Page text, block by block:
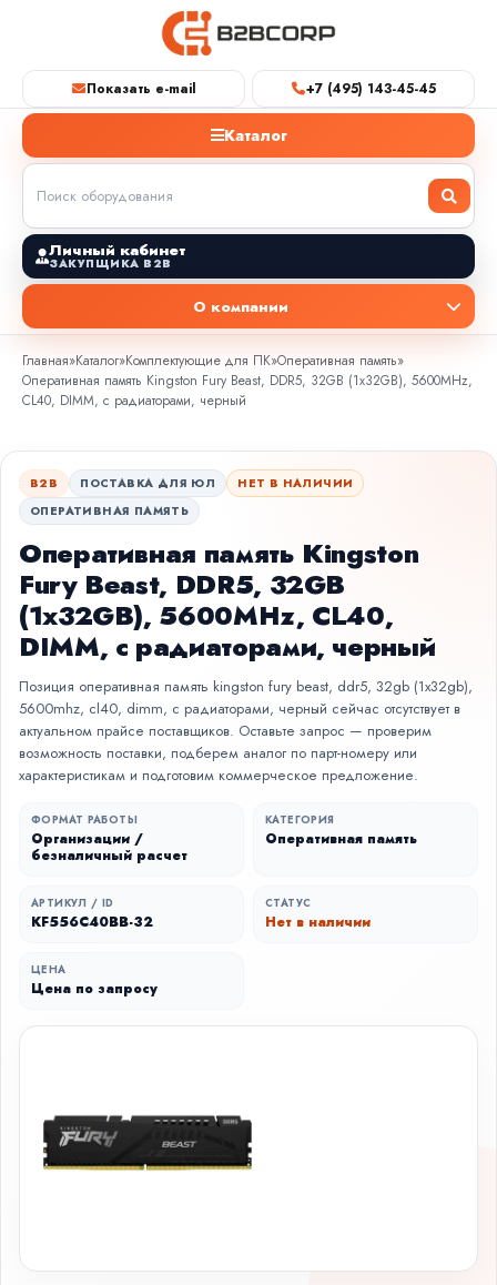
Показать e-mail +7 (495) 143-45-45
Каталог
Личный кабинет
ЗАКУПЩИКА B2B
О компании
Главная»Каталог»Комплектующие для ПК»Оперативная память»
Оперативная память Kingston Fury Beast, DDR5, 32GB (1x32GB), 5600MHz,
CL40, DIMM, с радиаторами, черный
B2B ПОСТАВКА ДЛЯ ЮЛ
НЕТ В НАЛИЧИИ
ОПЕРАТИВНАЯ ПАМЯТЬ
Оперативная память Kingston
Fury Beast, DDR5, 32GB
(1x32GB), 5600MHz, CL40,
DIMM, с радиаторами, черный
Позиция оперативная память kingston fury beast, ddr5, 32gb (1x32gb),
5600mhz, cl40, dimm, с радиаторами, черный сейчас отсутствует в
актуальном прайсе поставщиков. Оставьте запрос — проверим
возможность поставки, подберем аналог по парт-номеру или
характеристикам и подготовим коммерческое предложение.
ФОРМАТ РАБОТЫ
Организации /
безналичный расчет
КАТЕГОРИЯ
Оперативная память
АРТИКУЛ / ID
KF556C40BB-32
СТАТУС
Нет в наличии
ЦЕНА
Цена по запросу